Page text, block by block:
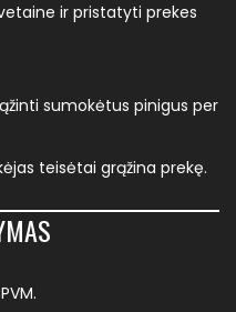
ir pristatyti prekes
sumokėtus pinigus per
teisėtai grąžina prekę.